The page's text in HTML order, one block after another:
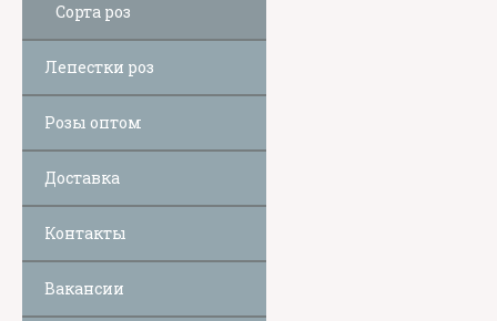
Сорта роз
Лепестки роз
Розы оптом
Доставка
Контакты
Вакансии